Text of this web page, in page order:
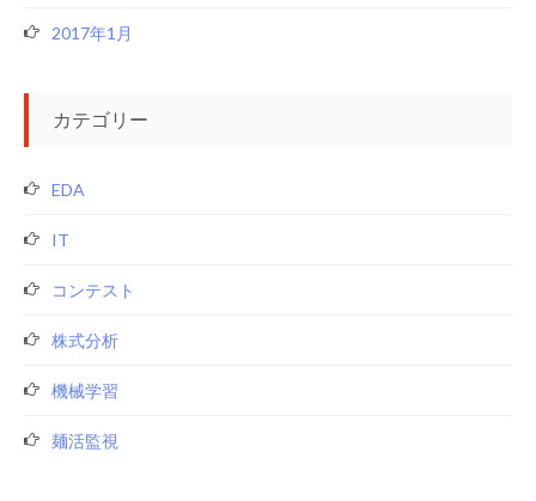
2017年1月
カテゴリー
EDA
IT
コンテスト
株式分析
機械学習
麺活監視